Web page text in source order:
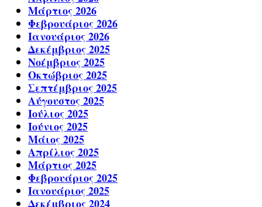
Μάρτιος 2026
Φεβρουάριος 2026
Ιανουάριος 2026
Δεκέμβριος 2025
Νοέμβριος 2025
Οκτώβριος 2025
Σεπτέμβριος 2025
Αύγουστος 2025
Ιούλιος 2025
Ιούνιος 2025
Μάιος 2025
Απρίλιος 2025
Μάρτιος 2025
Φεβρουάριος 2025
Ιανουάριος 2025
Δεκέμβριος 2024